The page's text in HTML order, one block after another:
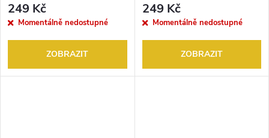
249 Kč
Momentálně nedostupné
ZOBRAZIT
249 Kč
Momentálně nedostupné
ZOBRAZIT